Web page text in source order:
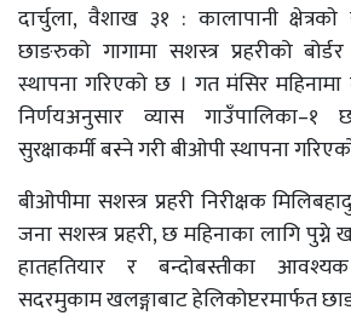
दार्चुला, वैशाख ३१ : कालापानी क्षेत्रकाे
छाङरुको गागामा सशस्त्र प्रहरीको
स्थापना गरिएको छ । गत मंसिर
निर्णयअनुसार व्यास गाउँपालिका–१
सुरक्षाकर्मी बस्ने गरी बीओपी स्थापना
बीओपीमा सशस्त्र प्रहरी निरीक्षक
जना सशस्त्र प्रहरी, छ महिनाका लागि पुग्ने
हातहतियार र बन्दोबस्तीका
सदरमुकाम खलङ्गाबाट हेलिकोप्टरमार्फत